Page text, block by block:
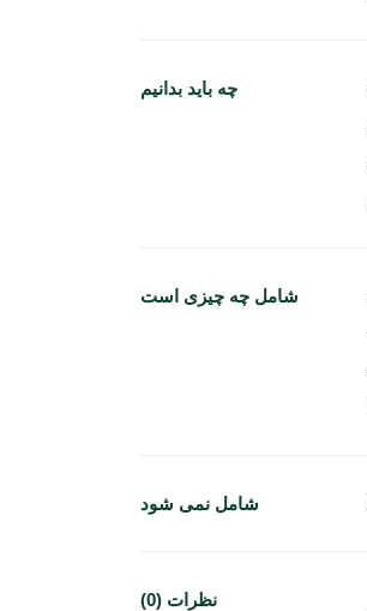
چه باید بدانیم
شامل چه چیزی است
شامل نمی شود
نظرات (0)